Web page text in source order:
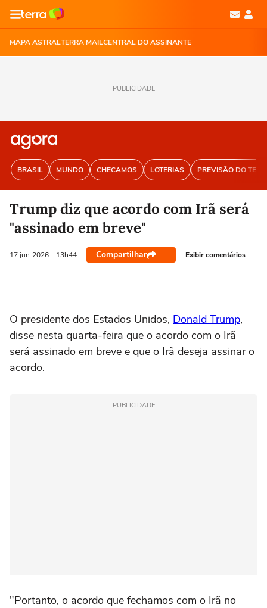
MAPA ASTRALTERRA MAILCENTRAL DO ASSINANTE
PUBLICIDADE
BRASIL MUNDO CHECAMOS LOTERIAS PREVISÃO DO
Trump diz que acordo com Irã será
"assinado em breve"
17 jun 2026 - 13h44 Compartilhar Exibir comentários
O presidente dos Estados Unidos, Donald Trump,
disse nesta quarta-feira que ⁠o acordo com ‌o Irã
será assinado ‌em breve ‌e que ⁠o Irã deseja assinar o
acordo.
PUBLICIDADE
"Portanto, o acordo que fechamos com ‌o Irã no